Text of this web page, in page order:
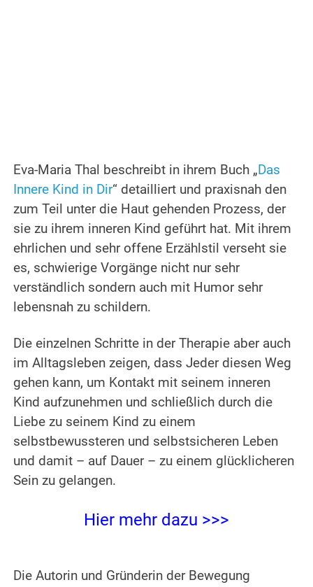
Eva-Maria Thal beschreibt in ihrem Buch „Das
Innere Kind in Dir“ detailliert und praxisnah den
zum Teil unter die Haut gehenden Prozess, der
sie zu ihrem inneren Kind geführt hat. Mit ihrem
ehrlichen und sehr offene Erzählstil verseht sie
es, schwierige Vorgänge nicht nur sehr
verständlich sondern auch mit Humor sehr
lebensnah zu schildern.
Die einzelnen Schritte in der Therapie aber auch
im Alltagsleben zeigen, dass Jeder diesen Weg
gehen kann, um Kontakt mit seinem inneren
Kind aufzunehmen und schließlich durch die
Liebe zu seinem Kind zu einem
selbstbewussteren und selbstsicheren Leben
und damit – auf Dauer – zu einem glücklicheren
Sein zu gelangen.
Hier mehr dazu >>>
Die Autorin und Gründerin der Bewegung